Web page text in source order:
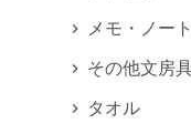
メモ・ノート
その他文房
タオル